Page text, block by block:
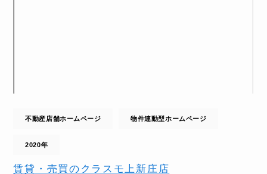
不動産店舗ホームページ 物件連動型ホームページ
2020年
賃貸・売買のクラスモ上新庄店